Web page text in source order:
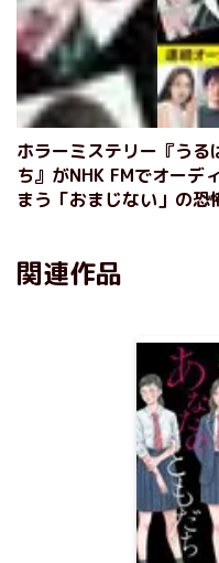
ホラーミステリー『う
ち』がNHK FMでオーデ
まう「おまじない」の恐
関連作品